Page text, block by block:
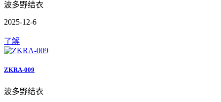
波多野结衣
2025-12-6
了解
ZKRA-009
波多野结衣